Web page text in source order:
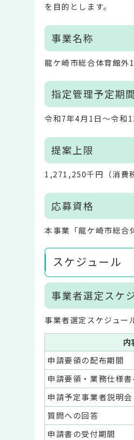
を目的とします。
事業名称
龍ケ崎市総合体育館外
指定管理予定期間
令和7年4月1日～令和
提案上限
1,271,250千円（消費
応募資格
本事業「龍ケ崎市総合
スケジュール
事業者選定スケ
事業者選定スケジュー
内
申請要領の配布期間
申請要領・業務仕様
申請予定事業者説明会
質問への回答
申請書の受付期間